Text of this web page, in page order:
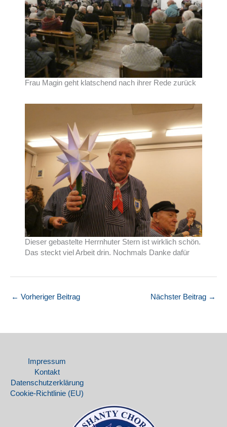
Frau Magin geht klatschend nach ihrer Rede zurück
Dieser gebastelte Herrnhuter Stern ist wirklich schön.
Das steckt viel Arbeit drin. Nochmals Danke dafür
← Vorheriger Beitrag Nächster Beitrag →
Impressum
Kontakt
Datenschutz­erklärung
Cookie-Richtlinie (EU)